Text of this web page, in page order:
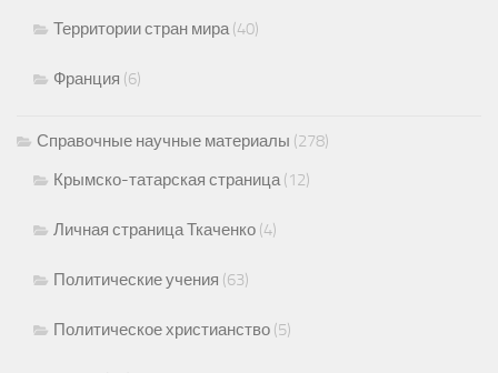
Территории стран мира(40)
Франция (6)
Справочные научные материалы (278)
Крымско-татарская страница(12)
Личная страница Ткаченко (4)
Политические учения (63)
Политическое христианство (5)